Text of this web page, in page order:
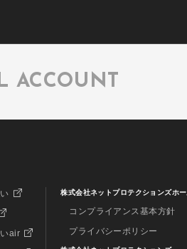
ACCOUNT
air
株式会社ネットプロテクションズホ
コンプライアンス基本方針
プライバシーポリシー